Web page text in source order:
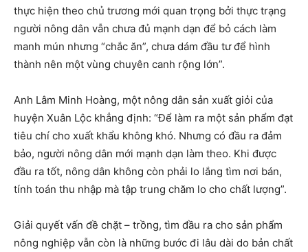
thực hiện theo chủ trương mới quan trọng bởi thực trạng
người nông dân vẫn chưa đủ mạnh dạn để bỏ cách làm
manh mún nhưng “chắc ăn”, chưa dám đầu tư để hình
thành nên một vùng chuyên canh rộng lớn”.
Anh Lâm Minh Hoàng, một nông dân sản xuất giỏi của
huyện Xuân Lộc khẳng định: “Để làm ra một sản phẩm đạt
tiêu chí cho xuất khẩu không khó. Nhưng có đầu ra đảm
bảo, người nông dân mới mạnh dạn làm theo. Khi được
đầu ra tốt, nông dân không còn phải lo lắng tìm nơi bán,
tính toán thu nhập mà tập trung chăm lo cho chất lượng”.
Giải quyết vấn đề chặt – trồng, tìm đầu ra cho sản phẩm
nông nghiệp vẫn còn là những bước đi lâu dài do bản chất